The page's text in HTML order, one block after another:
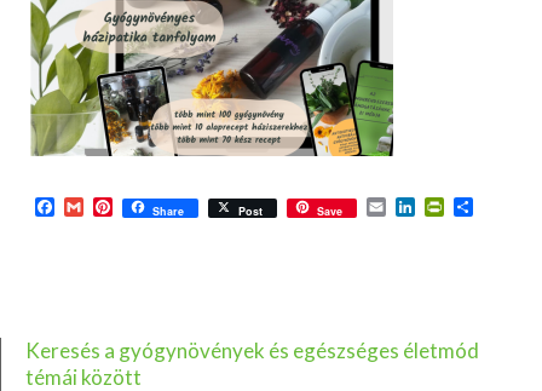
Facebook
GmailPinterest
Share Post Save EmailLinkedIn
Keresés a gyógynövények és egészséges életmód
témái között